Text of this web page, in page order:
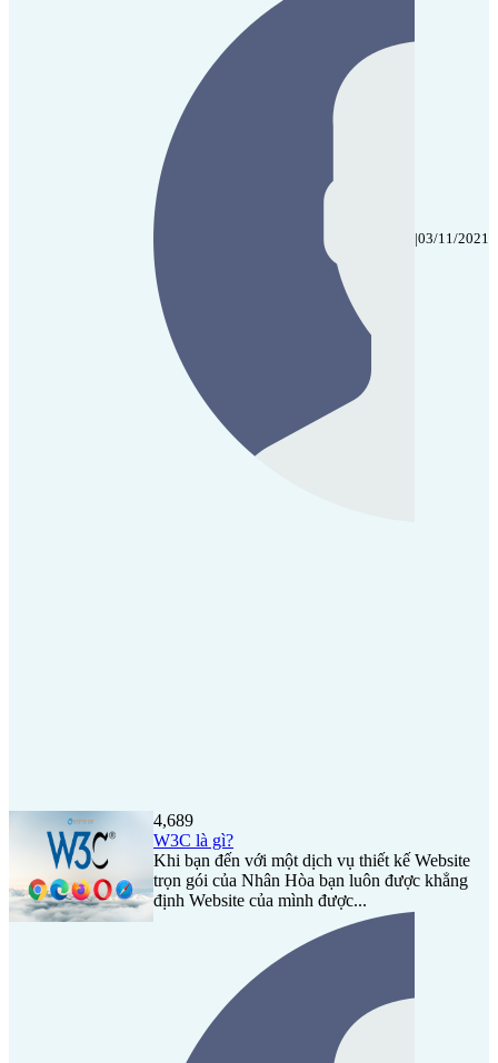
|03/11/2021
4,689
W3C là gì?
Khi bạn đến với một dịch vụ thiết kế Website
trọn gói của Nhân Hòa bạn luôn được khẳng
định Website của mình được...